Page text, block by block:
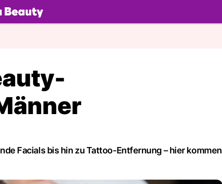
Facials bis hin zu Tattoo-Entfernung – hier kommen